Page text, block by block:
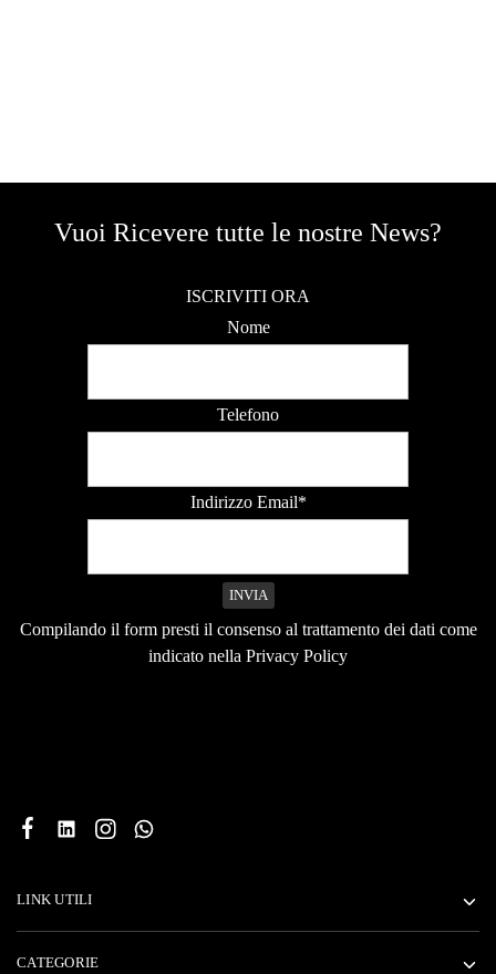
Vuoi Ricevere tutte le nostre News?
ISCRIVITI ORA
Nome
Telefono
Indirizzo Email*
Compilando il form presti il consenso al trattamento dei dati come
indicato nella Privacy Policy
LINK UTILI
CATEGORIE